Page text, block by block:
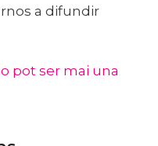
a difundir
pot ser mai una